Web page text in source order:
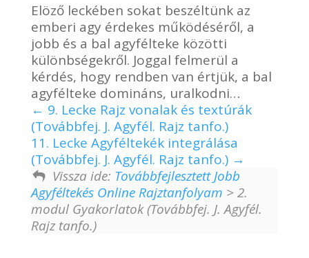
Elöző leckében sokat beszéltünk az
emberi agy érdekes működéséről, a
jobb és a bal agyfélteke közötti
különbségekről. Joggal felmerül a
kérdés, hogy rendben van értjük, a bal
agyfélteke domináns, uralkodni…
9. Lecke Rajz vonalak és textúrák
(Továbbfej. J. Agyfél. Rajz tanfo.)
11. Lecke Agyféltekék integrálása
(Továbbfej. J. Agyfél. Rajz tanfo.)
Vissza ide: Továbbfejlesztett Jobb
Agyféltekés Online Rajztanfolyam > 2.
modul Gyakorlatok (Továbbfej. J. Agyfél.
Rajz tanfo.)